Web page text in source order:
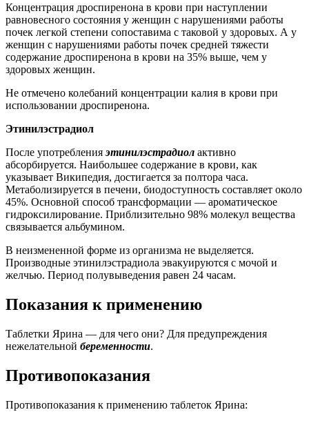
Концентрация дроспиренона в крови при наступлении
равновесного состояния у женщин с нарушениями работы
почек легкой степени сопоставима с таковой у здоровых. А у
женщин с нарушениями работы почек средней тяжести
содержание дроспиренона в крови на 35% выше, чем у
здоровых женщин.
Не отмечено колебаний концентрации калия в крови при
использовании дроспиренона.
Этинилэстрадиол
После употребленияэтинилэстрадиол активно
абсорбируется. Наибольшее содержание в крови, как
указывает Википедия, достигается за полтора часа.
Метаболизируется в печени, биодоступность составляет около
45%. Основной способ трансформации — ароматическое
гидроксилирование. Приблизительно 98% молекул вещества
связывается альбумином.
В неизмененной форме из организма не выделяется.
Производные этинилэстрадиола эвакуируются с мочой и
желчью. Период полувыведения равен 24 часам.
Показания к применению
Таблетки Ярина — для чего они? Для предупреждения
нежелательной беременности.
Противопоказания
Противопоказания к применению таблеток Ярина: